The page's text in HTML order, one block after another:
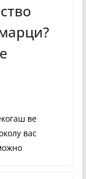
ве
вас